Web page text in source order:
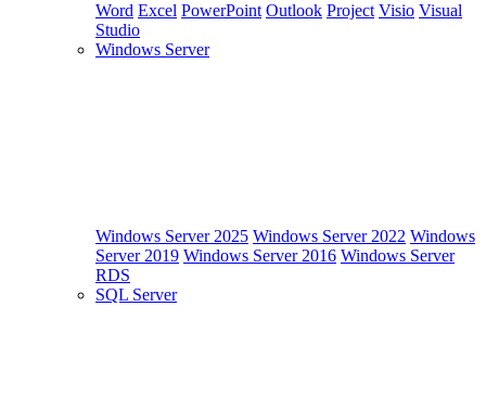
Word Excel PowerPoint Outlook Project Visio Visual
Studio
Windows Server
Windows Server 2025 Windows Server 2022 Windows
Server 2019 Windows Server 2016 Windows Server
RDS
SQL Server